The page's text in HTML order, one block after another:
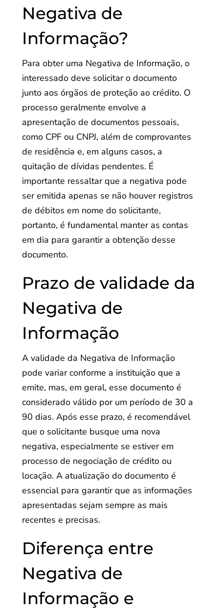
Negativa de
Informação?
Para obter uma Negativa de Informação, o
interessado deve solicitar o documento
junto aos órgãos de proteção ao crédito. O
processo geralmente envolve a
apresentação de documentos pessoais,
como CPF ou CNPJ, além de comprovantes
de residência e, em alguns casos, a
quitação de dívidas pendentes. É
importante ressaltar que a negativa pode
ser emitida apenas se não houver registros
de débitos em nome do solicitante,
portanto, é fundamental manter as contas
em dia para garantir a obtenção desse
documento.
Prazo de validade da
Negativa de
Informação
A validade da Negativa de Informação
pode variar conforme a instituição que a
emite, mas, em geral, esse documento é
considerado válido por um período de 30 a
90 dias. Após esse prazo, é recomendável
que o solicitante busque uma nova
negativa, especialmente se estiver em
processo de negociação de crédito ou
locação. A atualização do documento é
essencial para garantir que as informações
apresentadas sejam sempre as mais
recentes e precisas.
Diferença entre
Negativa de
Informação e